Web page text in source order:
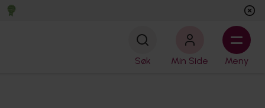
Søk Min Side Meny